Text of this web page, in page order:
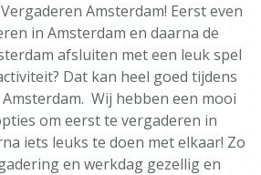
Amsterdam! Eerst even
in Amsterdam en daarna de
afsluiten met een leuk spel
Dat kan heel goed tijdens
Wij hebben een mooi
om eerst te vergaderen in
iets leuks te doen met elkaar! Zo
en werkdag gezellig en